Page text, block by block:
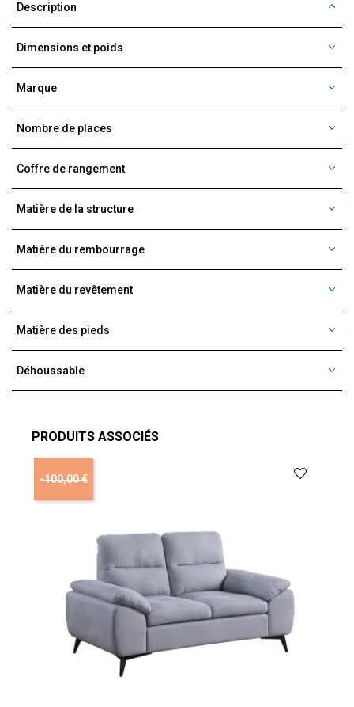
Description
Dimensions et poids
Marque
Nombre de places
Coffre de rangement
Matière de la structure
Matière du rembourrage
Matière du revêtement
Matière des pieds
Déhoussable
PRODUITS ASSOCIÉS
-100,00 €